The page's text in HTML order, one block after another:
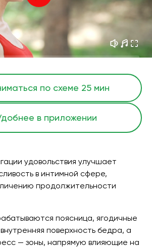
по схеме 25 мин
в приложении
удовольствия улучшает
в интимной сфере,
продолжительности
поясница, ягодичные
поверхность бедра, а
— зоны, напрямую влияющие на